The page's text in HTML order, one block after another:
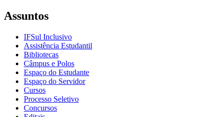
Assuntos
IFSul Inclusivo
Assistência Estudantil
Bibliotecas
Câmpus e Polos
Espaço do Estudante
Espaço do Servidor
Cursos
Processo Seletivo
Concursos